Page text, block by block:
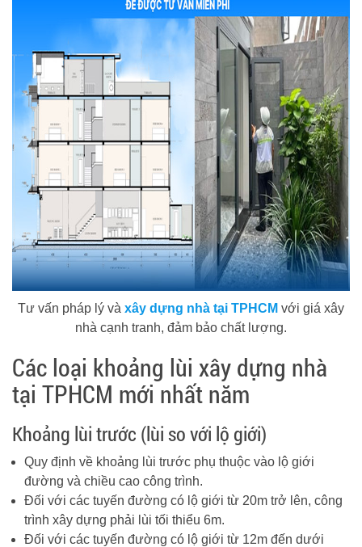
Tư vấn pháp lý và xây dựng nhà tại TPHCM với giá xây
nhà cạnh tranh, đảm bảo chất lượng.
Các loại khoảng lùi xây dựng nhà
tại TPHCM mới nhất năm
Khoảng lùi trước (lùi so với lộ giới)
Quy định về khoảng lùi trước phụ thuộc vào lộ giới
đường và chiều cao công trình.
Đối với các tuyến đường có lộ giới từ 20m trở lên, công
trình xây dựng phải lùi tối thiểu 6m.
Đối với các tuyến đường có lộ giới từ 12m đến dưới